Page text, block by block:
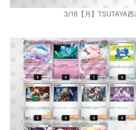
3/16【月】TSUTAYA西